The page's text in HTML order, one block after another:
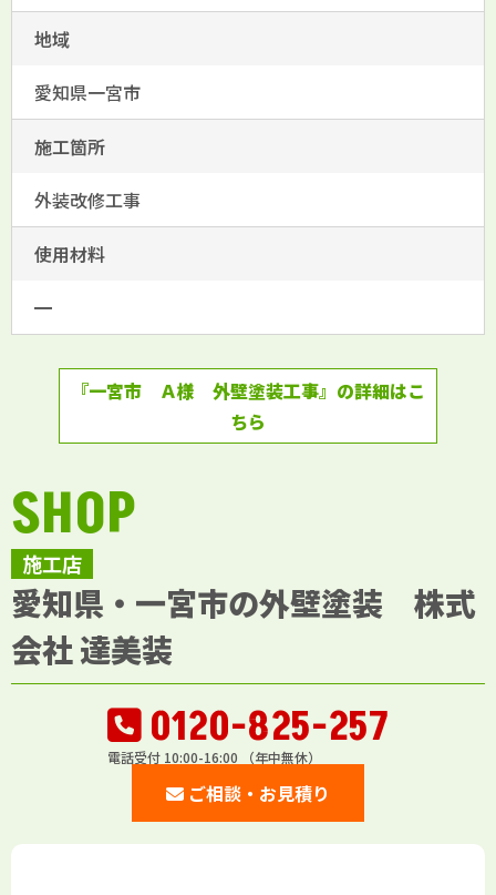
地域
愛知県一宮市
施工箇所
外装改修工事
使用材料
━
『一宮市 Ａ様 外壁塗装工事』の詳細はこ
ちら
施工店
SHOP
愛知県・一宮市の外壁塗装 株式
会社 達美装
0120-825-257
電話受付 10:00-16:00 （年中無休）
ご相談・お見積り